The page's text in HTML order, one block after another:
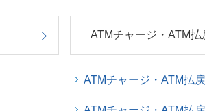
ATMチャージ・ATM払
ATMチャージ・ATM払